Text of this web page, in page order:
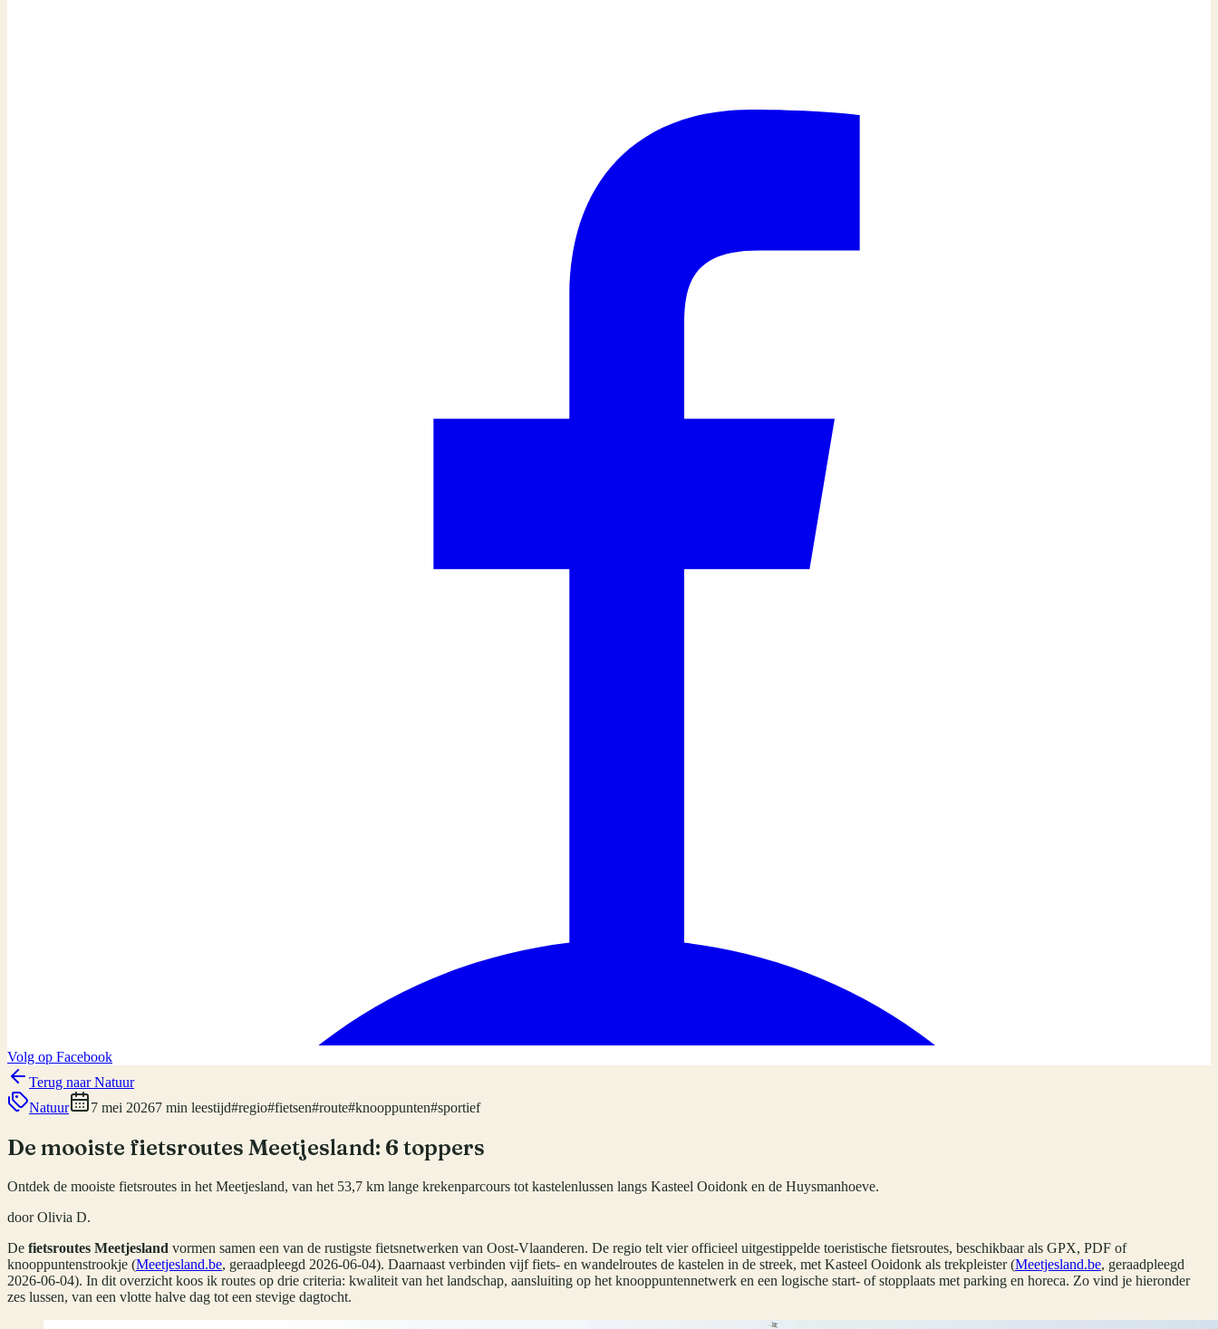
Volg op Facebook
Terug naarNatuur
Natuur
7 mei 20267 min leestijd#regio#fietsen#route#knooppunten#sportief
De mooiste fietsroutes Meetjesland: 6 toppers
Ontdek de mooiste fietsroutes in het Meetjesland, van het 53,7 km lange krekenparcours tot kastelenlussen langs Kasteel Ooidonk en de Huysmanhoeve.
doorOlivia D.
De fietsroutes Meetjesland vormen samen een van de rustigste fietsnetwerken van Oost-Vlaanderen. De regio telt vier officieel uitgestippelde toeristische fietsroutes, beschikbaar als GPX, PDF of
knooppuntenstrookje (Meetjesland.be, geraadpleegd 2026-06-04). Daarnaast verbinden vijf fiets- en wandelroutes de kastelen in de streek, met Kasteel Ooidonk als trekpleister (Meetjesland.be, geraadpleegd
2026-06-04). In dit overzicht koos ik routes op drie criteria: kwaliteit van het landschap, aansluiting op het knooppuntennetwerk en een logische start- of stopplaats met parking en horeca. Zo vind je hieronder
zes lussen, van een vlotte halve dag tot een stevige dagtocht.